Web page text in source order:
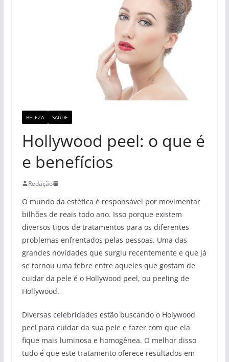
BELEZA SAÚDE
Hollywood peel: o que é
e benefícios
Redação
O mundo da estética é responsável por movimentar
bilhões de reais todo ano. Isso porque existem
diversos tipos de tratamentos para os diferentes
problemas enfrentados pelas pessoas. Uma das
grandes novidades que surgiu recentemente e que já
se tornou uma febre entre aqueles que gostam de
cuidar da pele é o Hollywood peel, ou peeling de
Hollywood.
Diversas celebridades estão buscando o Holywood
peel para cuidar da sua pele e fazer com que ela
fique mais luminosa e homogênea. O melhor disso
tudo é que este tratamento oferece resultados em